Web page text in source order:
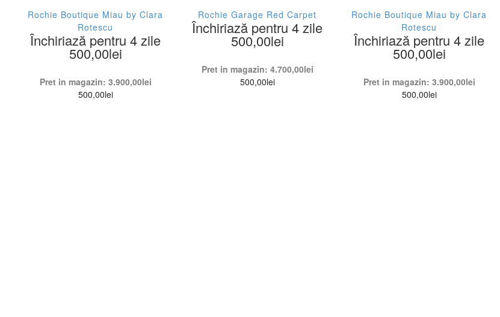
Rochie Boutique Miau by Clara
Rotescu
Închiriază pentru 4 zile
500,00lei
Pret in magazin: 3.900,00lei
500,00lei
Rochie Garage Red Carpet
Închiriază pentru 4 zile
500,00lei
Pret in magazin: 4.700,00lei
500,00lei
Rochie Boutique Miau by Clara
Rotescu
Închiriază pentru 4 zile
500,00lei
Pret in magazin: 3.900,00lei
500,00lei